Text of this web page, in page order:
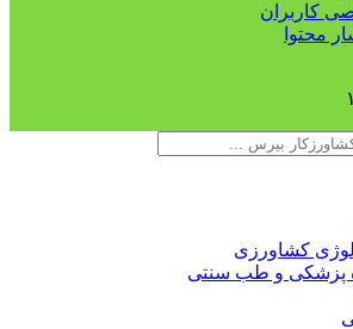
کاربران
محتوا
کشاورزی
پزشکی و طب سنتی